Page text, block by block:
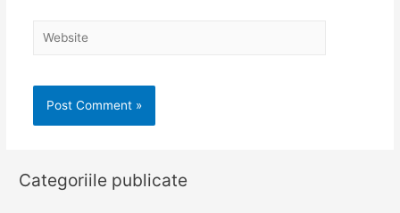
Website
Categoriile publicate